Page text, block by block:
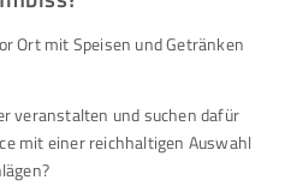
Ort mit Speisen und Getränken
veranstalten und suchen dafür
mit einer reichhaltigen Auswahl